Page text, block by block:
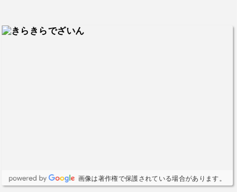
画像は著作権で保護されている場合があります。